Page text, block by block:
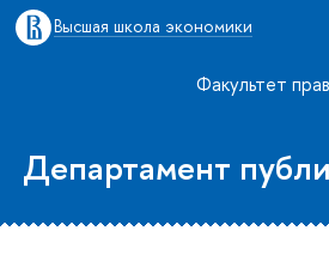
Высшая школа экономики
Факультет
Департамент